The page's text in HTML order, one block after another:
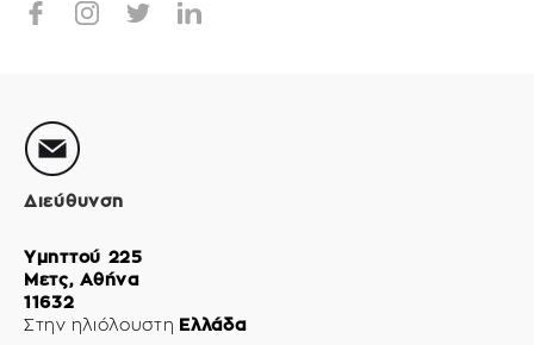
Διεύθυνση
Υμηττού 225
Μετς, Αθήνα
11632
Στην ηλιόλουστη Ελλάδα